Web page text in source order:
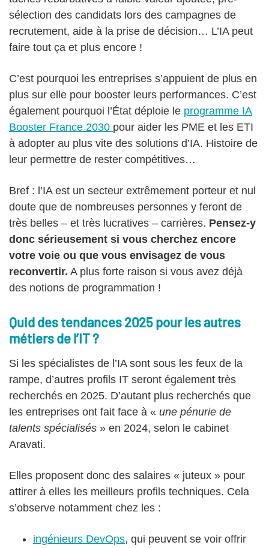
sélection des candidats lors des campagnes de
recrutement, aide à la prise de décision… L’IA peut
faire tout ça et plus encore !
C’est pourquoi les entreprises s’appuient de plus en
plus sur elle pour booster leurs performances. C’est
également pourquoi l’État déploie le programme IA
Booster France 2030 pour aider les PME et les ETI
à adopter au plus vite des solutions d’IA. Histoire de
leur permettre de rester compétitives…
Bref : l’IA est un secteur extrêmement porteur et nul
doute que de nombreuses personnes y feront de
très belles – et très lucratives – carrières. Pensez-y
donc sérieusement si vous cherchez encore
votre voie ou que vous envisagez de vous
reconvertir. A plus forte raison si vous avez déjà
des notions de programmation !
Quid des tendances 2025 pour les autres
métiers de l’IT ?
Si les spécialistes de l’IA sont sous les feux de la
rampe, d’autres profils IT seront également très
recherchés en 2025. D’autant plus recherchés que
les entreprises ont fait face à « une pénurie de
talents spécialisés » en 2024, selon le cabinet
Aravati.
Elles proposent donc des salaires « juteux » pour
attirer à elles les meilleurs profils techniques. Cela
s’observe notamment chez les :
ingénieurs DevOps, qui peuvent se voir offrir